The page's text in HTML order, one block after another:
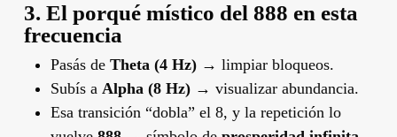
3. El porqué místico del 888 en esta
frecuencia
Pasás de Theta (4 Hz)→ limpiar bloqueos.
Subís a Alpha (8 Hz)→ visualizar abundancia.
Esa transición “dobla” el 8, y la repetición lo